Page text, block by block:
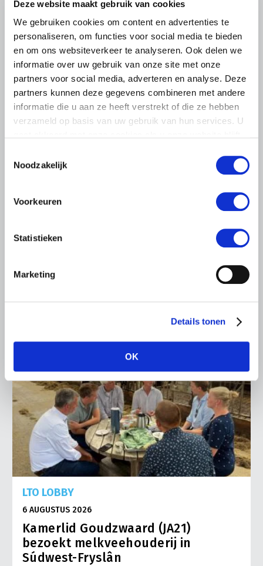
Deze website maakt gebruik van cookies
We gebruiken cookies om content en advertenties te
personaliseren, om functies voor social media te bieden
en om ons websiteverkeer te analyseren. Ook delen we
informatie over uw gebruik van onze site met onze
partners voor social media, adverteren en analyse. Deze
partners kunnen deze gegevens combineren met andere
informatie die u aan ze heeft verstrekt of die ze hebben
verzameld op basis van uw gebruik van hun services. U
Noodzakelijk
Voorkeuren
Statistieken
Marketing
Details tonen
OK
LTO sluit aan bij demonstratie tegen
pluimveehouders
leden op om op vrijdagochtend 14 augustus massaal naar
het voorplein van het provinciehuis in Den Bosch te
Lees meer
LTO LOBBY
6 AUGUSTUS 2026
Kamerlid Goudzwaard (JA21)
bezoekt melkveehouderij in
Súdwest-Fryslân